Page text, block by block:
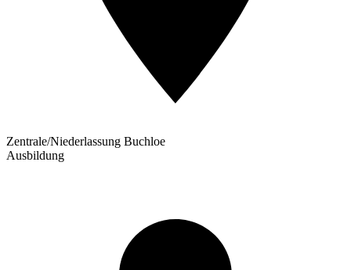
Zentrale/Niederlassung Buchloe
Ausbildung